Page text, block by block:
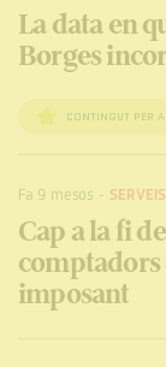
La data en
Borges
CONTINGUT PER A
Fa 9 mesos - SERVEIS
Cap a la fi
comptadors
imposant